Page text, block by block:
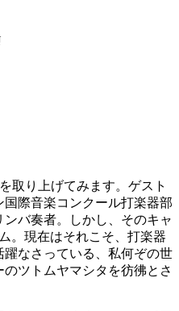
取り上げてみます。ゲスト
際音楽コンクール打楽器部
バ奏者。しかし、そのキャ
。現在はそれこそ、打楽器
なさっている、私何ぞの世
ツトムヤマシタを彷彿とさ